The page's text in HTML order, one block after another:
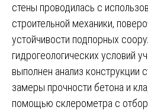
стены проводилась с
строительной механики,
устойчивости подпорных
гидрогеологических условий
выполнен анализ конструкции
замеры прочности бетона и
помощью склерометра с